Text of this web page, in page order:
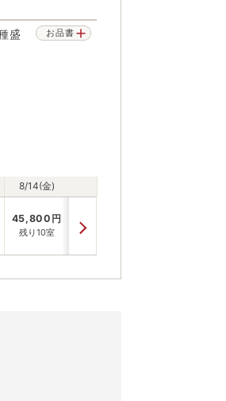
盛
お品書
8/14(金)
45,800 円
残り10室